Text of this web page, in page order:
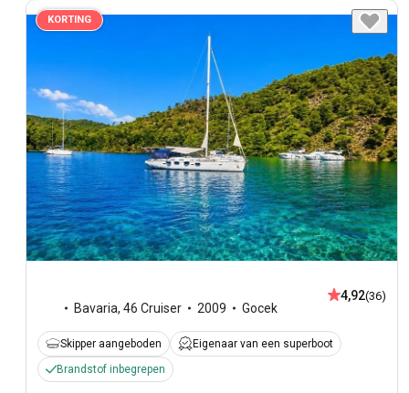
KORTING
Bavaria, 46 Cruiser 2009 Gocek
4,92(36)
Skipper aangeboden
Eigenaar van een superboot
Brandstof inbegrepen